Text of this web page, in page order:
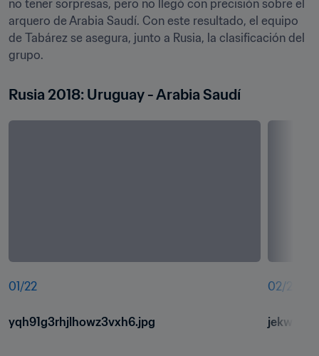
no tener sorpresas, pero no llegó con precisión sobre el
arquero de Arabia Saudí. Con este resultado, el equipo
de Tabárez se asegura, junto a Rusia, la clasificación del
grupo.
Rusia 2018: Uruguay - Arabia Saudí
01 /22
yqh91g3rhjlhowz3vxh6.jpg
02/22